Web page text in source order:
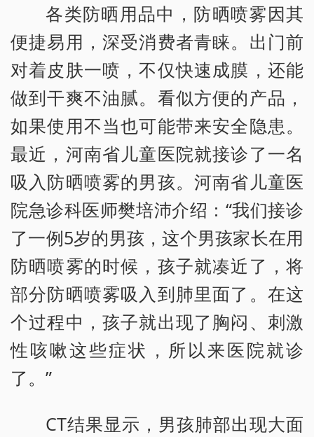
各类防晒用品中，防晒喷雾因其
便捷易用，深受消费者青睐。出门前
对着皮肤一喷，不仅快速成膜，还能
做到干爽不油腻。看似方便的产品，
如果使用不当也可能带来安全隐患。
最近，河南省儿童医院就接诊了一名
吸入防晒喷雾的男孩。河南省儿童医
院急诊科医师樊培沛介绍：“我们接诊
了一例5岁的男孩，这个男孩家长在用
防晒喷雾的时候，孩子就凑近了，将
部分防晒喷雾吸入到肺里面了。在这
个过程中，孩子就出现了胸闷、刺激
性咳嗽这些症状，所以来医院就诊
了。”
CT结果显示，男孩肺部出现大面